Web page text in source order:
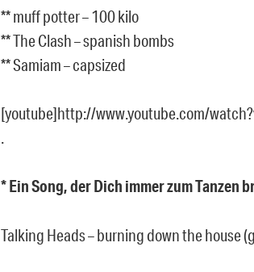
** muff potter – 100 kilo
** The Clash – spanish bombs
** Samiam – capsized
[youtube]http://www.youtube.com/
.
* Ein Song, der Dich immer zum Tanzen
Talking Heads – burning down the house